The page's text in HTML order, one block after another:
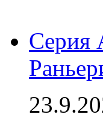
Серия